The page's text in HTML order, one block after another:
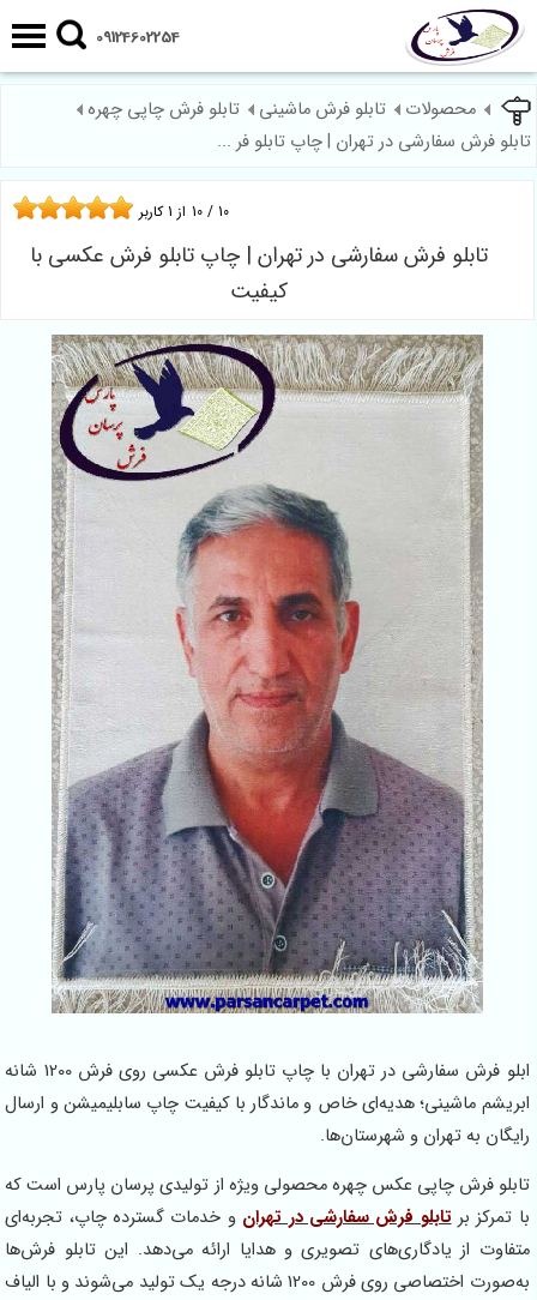
09124602254
محصولات تابلو فرش ماشینی
تابلو فرش چاپی چهره
تابلو فرش سفارشی در تهران | چاپ تابلو فر ...
تابلو فرش سفارشی در تهران | چاپ تابلو فرش عکسی با
کیفیت
10 / 10 از 1کاربر
ابلو فرش سفارشی در تهران با چاپ تابلو فرش عکسی روی فرش 1200 شانه
ابریشم ماشینی؛ هدیه‌ای خاص و ماندگار با کیفیت چاپ سابلیمیشن و ارسال
رایگان به تهران و شهرستان‌ها.
تابلو فرش چاپی عکس چهره محصولی ویژه از تولیدی پرسان پارس است که
با تمرکز برتابلو فرش سفارشی در تهران و خدمات گسترده چاپ، تجربه‌ای
متفاوت از یادگاری‌های تصویری و هدایا ارائه می‌دهد. این تابلو فرش‌ها
به‌صورت اختصاصی روی فرش 1200 شانه درجه یک تولید می‌شوند و با الیاف